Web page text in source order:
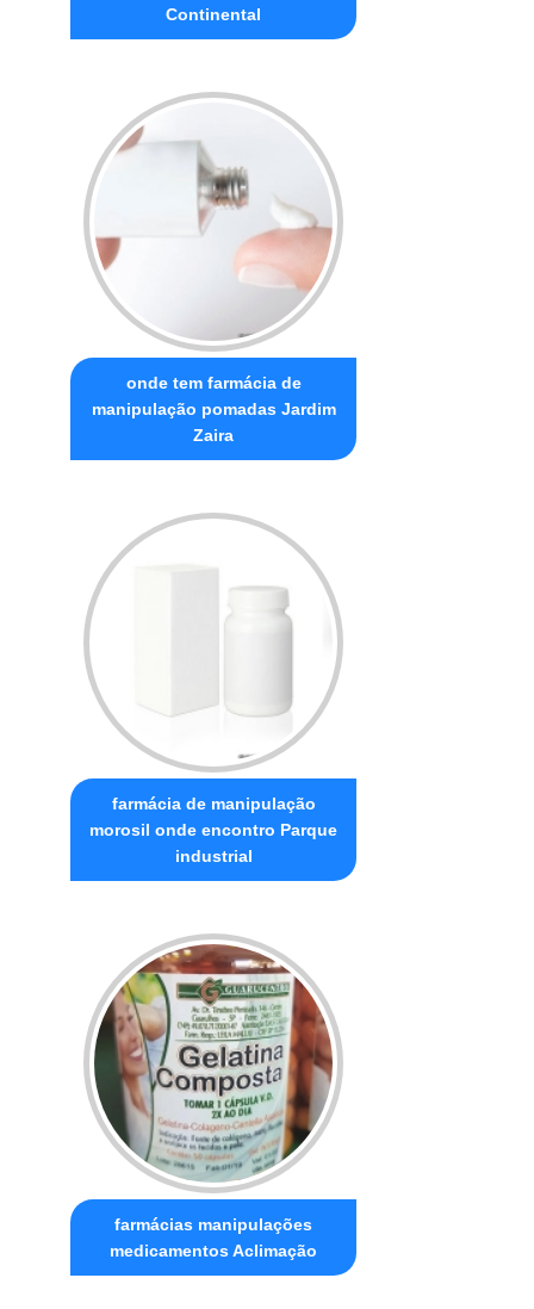
Continental
onde tem farmácia de
manipulação pomadas Jardim
Zaira
farmácia de manipulação
morosil onde encontro Parque
industrial
farmácias manipulações
medicamentos Aclimação